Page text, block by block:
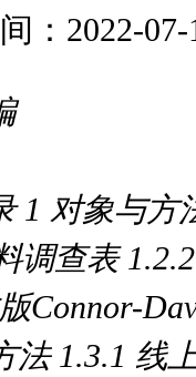
间：2022-07-
1 对象与方
调查表
Connor-
法 1.3.1 线